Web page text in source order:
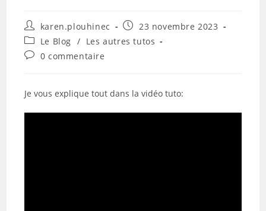
Auteur/autrice
de
la
publication :
karen.plouhinec
Publication
publiée :
23 novembre 2023
Post
category:
Le Blog / Les autres tutos
Commentaires
publication :
0 commentaire
Je vous explique tout dans la vidéo tuto: